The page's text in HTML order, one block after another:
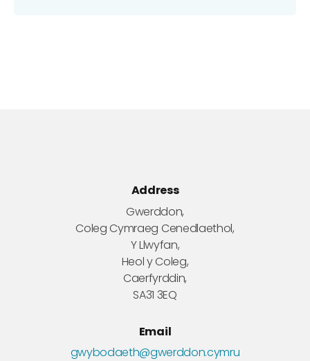
Address
Gwerddon,
Coleg Cymraeg Cenedlaethol,
Y Llwyfan,
Heol y Coleg,
Caerfyrddin,
SA31 3EQ
Email
gwybodaeth@gwerddon.cymru